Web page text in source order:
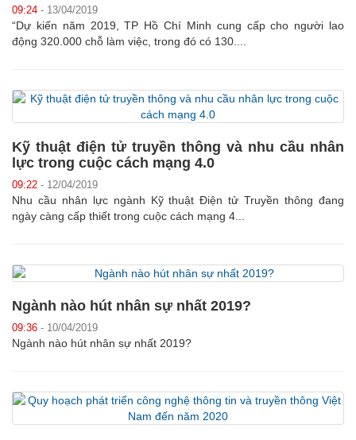
09:24 - 13/04/2019
“Dự kiến năm 2019, TP Hồ Chí Minh cung cấp cho người lao
động 320.000 chỗ làm việc, trong đó có 130....
Kỹ thuật điện tử truyền thông và nhu cầu nhân
lực trong cuộc cách mạng 4.0
09:22 - 12/04/2019
Nhu cầu nhân lực ngành Kỹ thuật Điện tử Truyền thông đang
ngày càng cấp thiết trong cuộc cách mạng 4...
Ngành nào hút nhân sự nhất 2019?
09:36 - 10/04/2019
Ngành nào hút nhân sự nhất 2019?